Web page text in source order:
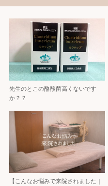
先生のとこの酪酸菌高くないです
か？？
【こんなお悩みで来院されました｜